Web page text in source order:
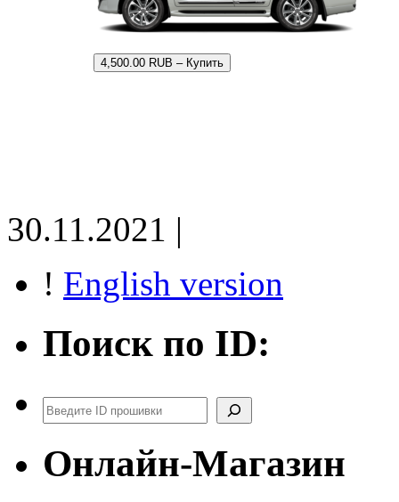
4,500.00 RUB – Купить
30.11.2021 |
! English version
Поиск по ID:
Поиск
Онлайн-Магазин